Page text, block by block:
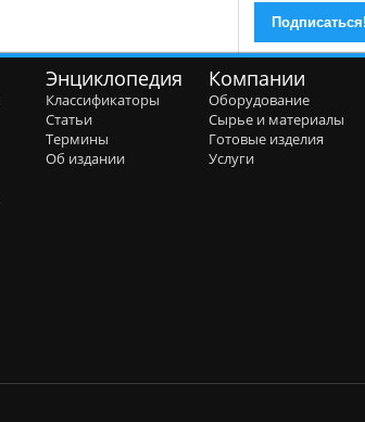
Энциклопедия
Классификаторы
Статьи
Термины
Об издании
Компании
Оборудование
Сырье и материалы
Готовые изделия
Услуги